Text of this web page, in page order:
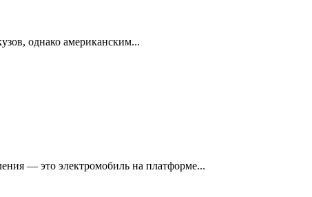
однако американским...
— это электромобиль на платформе...